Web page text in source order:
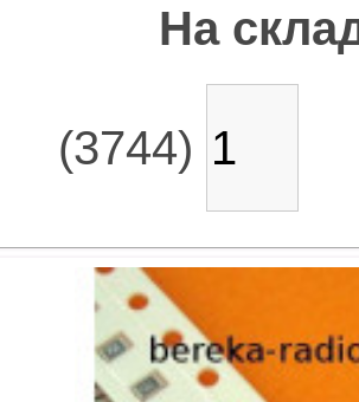
На
(3744)